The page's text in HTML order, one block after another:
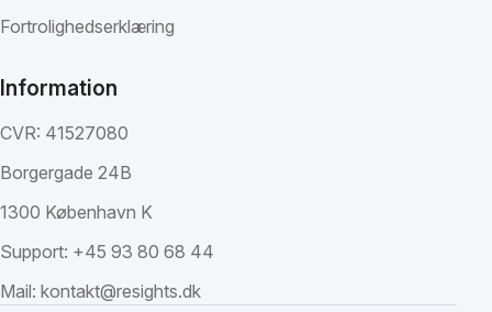
Fortrolighedserklæring
Information
CVR: 41527080
Borgergade 24B
1300 København K
Support: +45 93 80 68 44
Mail: kontakt@resights.dk